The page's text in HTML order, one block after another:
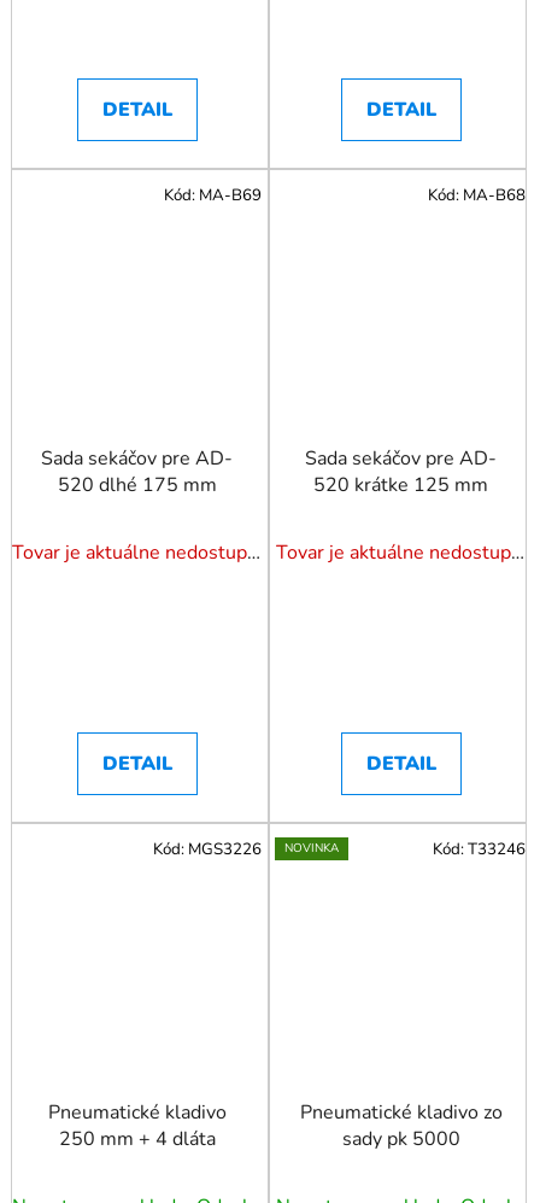
DETAIL DETAIL
Sada sekáčov pre AD-
520 dlhé 175 mm
Tovar je aktuálne nedostupný. Dotazuj dostupnosť.
DETAIL
Kód: MA-B69
Sada sekáčov pre AD-
520 krátke 125 mm
Tovar je aktuálne nedostupný. Dotazuj dostupnosť.
DETAIL
Kód: MA-B68
Pneumatické kladivo
250 mm + 4 dláta
Kód: MGS3226 NOVINKA
Pneumatické kladivo zo
sady pk 5000
Kód:T33246